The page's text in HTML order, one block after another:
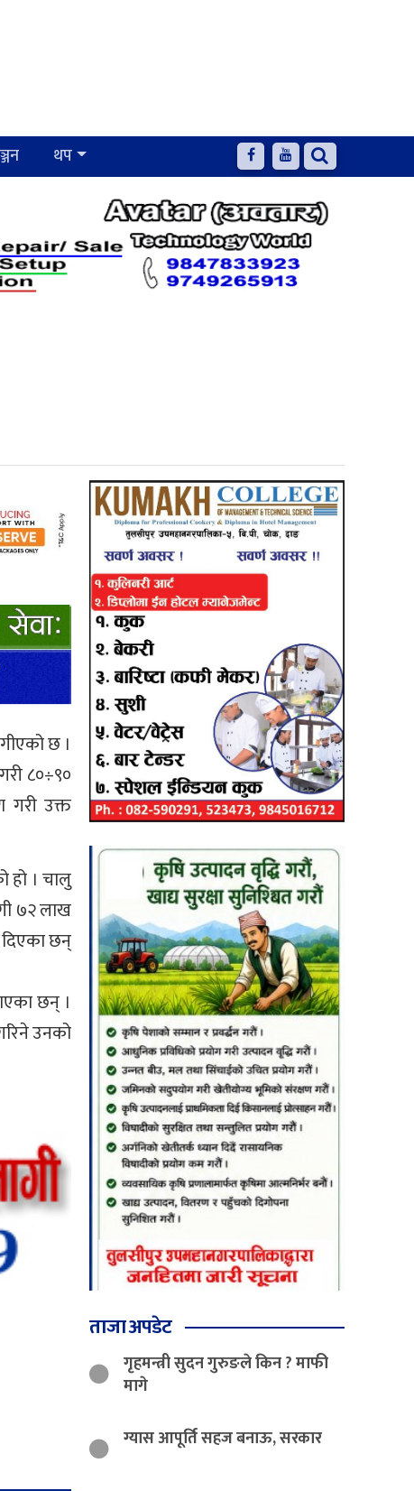
थप
छ ।
८०÷९०
गरी उक्त
हो । चालु
७२ लाख
छन्
छन् ।
उनको
ताजा अपडेट
गृहमन्त्री सुदन गुरुङले किन ? माफी
मागे
ग्यास आपूर्ति सहज बनाऊ, सरकार